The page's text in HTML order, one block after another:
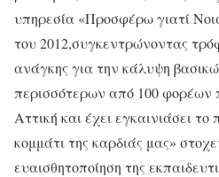
υπηρεσία «Προσφέρω γιατί
του 2012,συγκεντρώνοντας
ανάγκης για την κάλυψη
περισσότερων από 100 φορέων
Αττική και έχει εγκαινιάσει
κομμάτι της καρδιάς μας»
ευαισθητοποίηση της